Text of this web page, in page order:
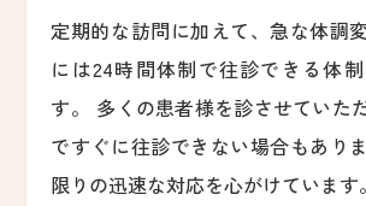
定期的な訪問に加えて、急な体調
には24時間体制で往診できる体
す。 多くの患者様を診させていた
ですぐに往診できない場合もあり
限りの迅速な対応を心がけています。